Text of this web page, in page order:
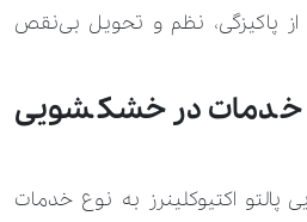
490.000 تومان
140.000 تومان 210.000 تومان
از پاکیزگی، نظم و تحویل بی‌نقص
خدمات در خشکشویی
اکتیوکلینرز به نوع خدمات